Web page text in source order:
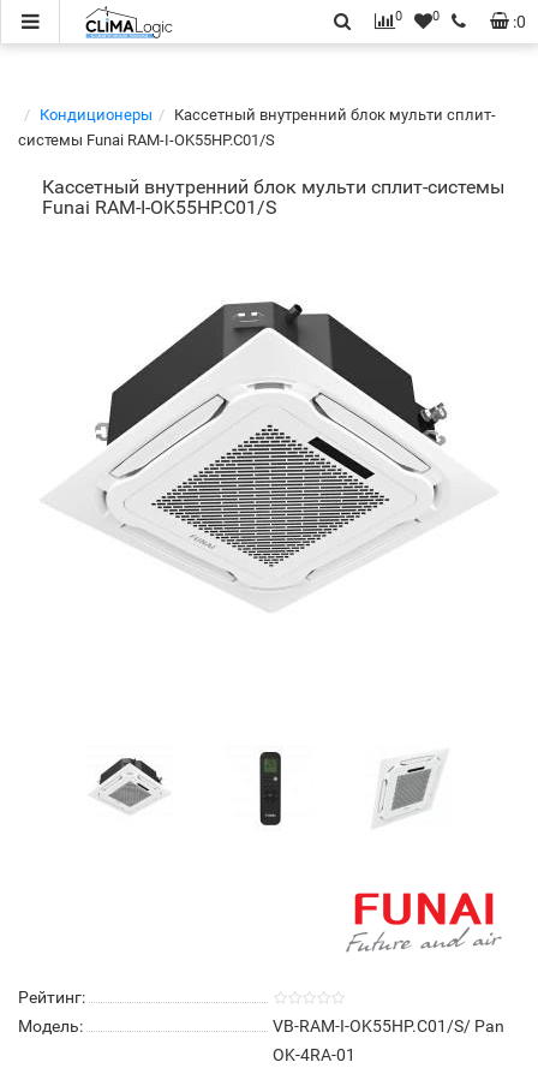
:0
0 0
Кондиционеры
Кассетный внутренний блок мульти сплит-
системы Funai RAM-I-OK55HP.C01/S
Кассетный внутренний блок мульти сплит-системы
Funai RAM-I-OK55HP.C01/S
Рейтинг:
Модель:
VB-RAM-I-OK55HP.C01/S/ Pan
OK-4RA-01